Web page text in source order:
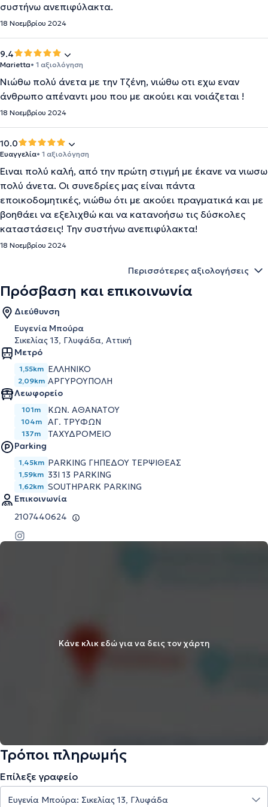
συστήνω ανεπιφύλακτα.
18 Νοεμβρίου 2024
9.4
Marietta• 1 αξιολόγηση
Νιώθω πολύ άνετα με την Τζένη, νιώθω οτι εχω εναν
άνθρωπο απέναντι μου που με ακούει και νοιάζεται !
18 Νοεμβρίου 2024
10.0
Ευαγγελία• 1 αξιολόγηση
Ειναι πολύ καλή, από την πρώτη στιγμή με έκανε να νιωσω
πολύ άνετα. Οι συνεδρίες μας είναι πάντα
εποικοδομητικές, νιώθω ότι με ακούει πραγματικά και με
βοηθάει να εξελιχθώ και να κατανοήσω τις δύσκολες
καταστάσεις! Την συστήνω ανεπιφύλακτα!
18 Νοεμβρίου 2024
Περισσότερες αξιολογήσεις
Πρόσβαση και επικοινωνία
Διεύθυνση
Ευγενία Μπούρα
Σικελίας 13, Γλυφάδα, Αττική
Μετρό
1,55km ΕΛΛΗΝΙΚΟ
2,09km ΑΡΓΥΡΟΥΠΟΛΗ
Λεωφορείο
101m ΚΩΝ. ΑΘΑΝΑΤΟΥ
104m ΑΓ. ΤΡΥΦΩΝ
137m
ΤΑΧΥΔΡΟΜΕΙΟ
Parking
1,45km PARKING ΓΗΠΕΔΟΥ ΤΕΡΨΙΘΕΑΣ
1,59km 33I 13 PARKING
1,62km SOUTHPARK PARKING
Επικοινωνία
2107440624
Κάνε κλικ εδώ για να δεις τον χάρτη
Τρόποι πληρωμής
Επίλεξε γραφείο